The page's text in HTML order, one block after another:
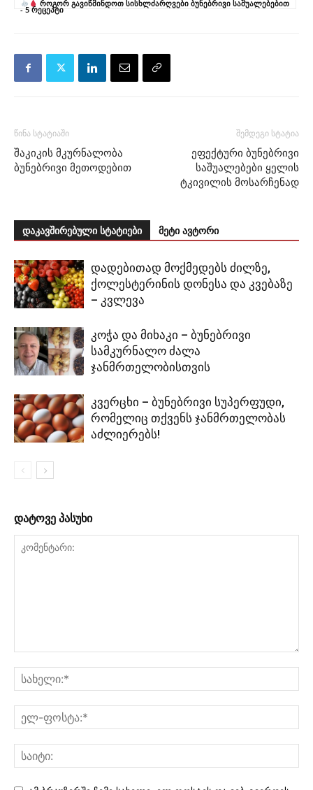
როგორ გავიწმინდოთ სისხლძარღვები ბუნებრივი საშუალებებით
- 5 რეცეპტი
წინა სტატიაში
შაკიკის მკურნალობა
ბუნებრივი მეთოდებით
შემდეგი სტატია
ეფექტური ბუნებრივი
საშუალებები ყელის
ტკივილის მოსარჩენად
დაკავშირებული სტატიები მეტი ავტორი
დადებითად მოქმედებს ძილზე,
ქოლესტერინის დონესა და კვებაზე
– კვლევა
კოჭა და მიხაკი – ბუნებრივი
სამკურნალო ძალა
ჯანმრთელობისთვის
კვერცხი – ბუნებრივი სუპერფუდი,
რომელიც თქვენს ჯანმრთელობას
აძლიერებს!
დატოვე პასუხი